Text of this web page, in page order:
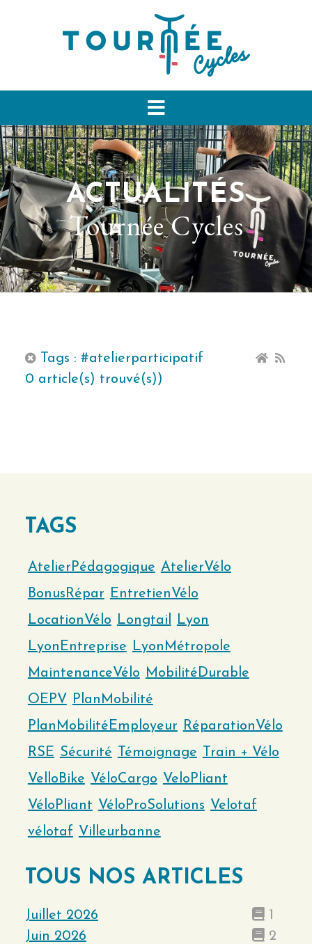
ACTUALITÉS
Tournée Cycles
Tags : #atelierparticipatif
0 article(s) trouvé(s))
TAGS
AtelierPédagogique AtelierVélo
BonusRépar EntretienVélo
LocationVélo Longtail Lyon
LyonEntreprise LyonMétropole
MaintenanceVélo MobilitéDurable
OEPV PlanMobilité
PlanMobilitéEmployeur RéparationVélo
RSE Sécurité Témoignage
Train + Vélo
VelloBike VéloCargo VeloPliant
VéloPliant VéloProSolutions Velotaf
vélotaf Villeurbanne
TOUS NOS ARTICLES
Juillet 2026
1
Juin 2026
2